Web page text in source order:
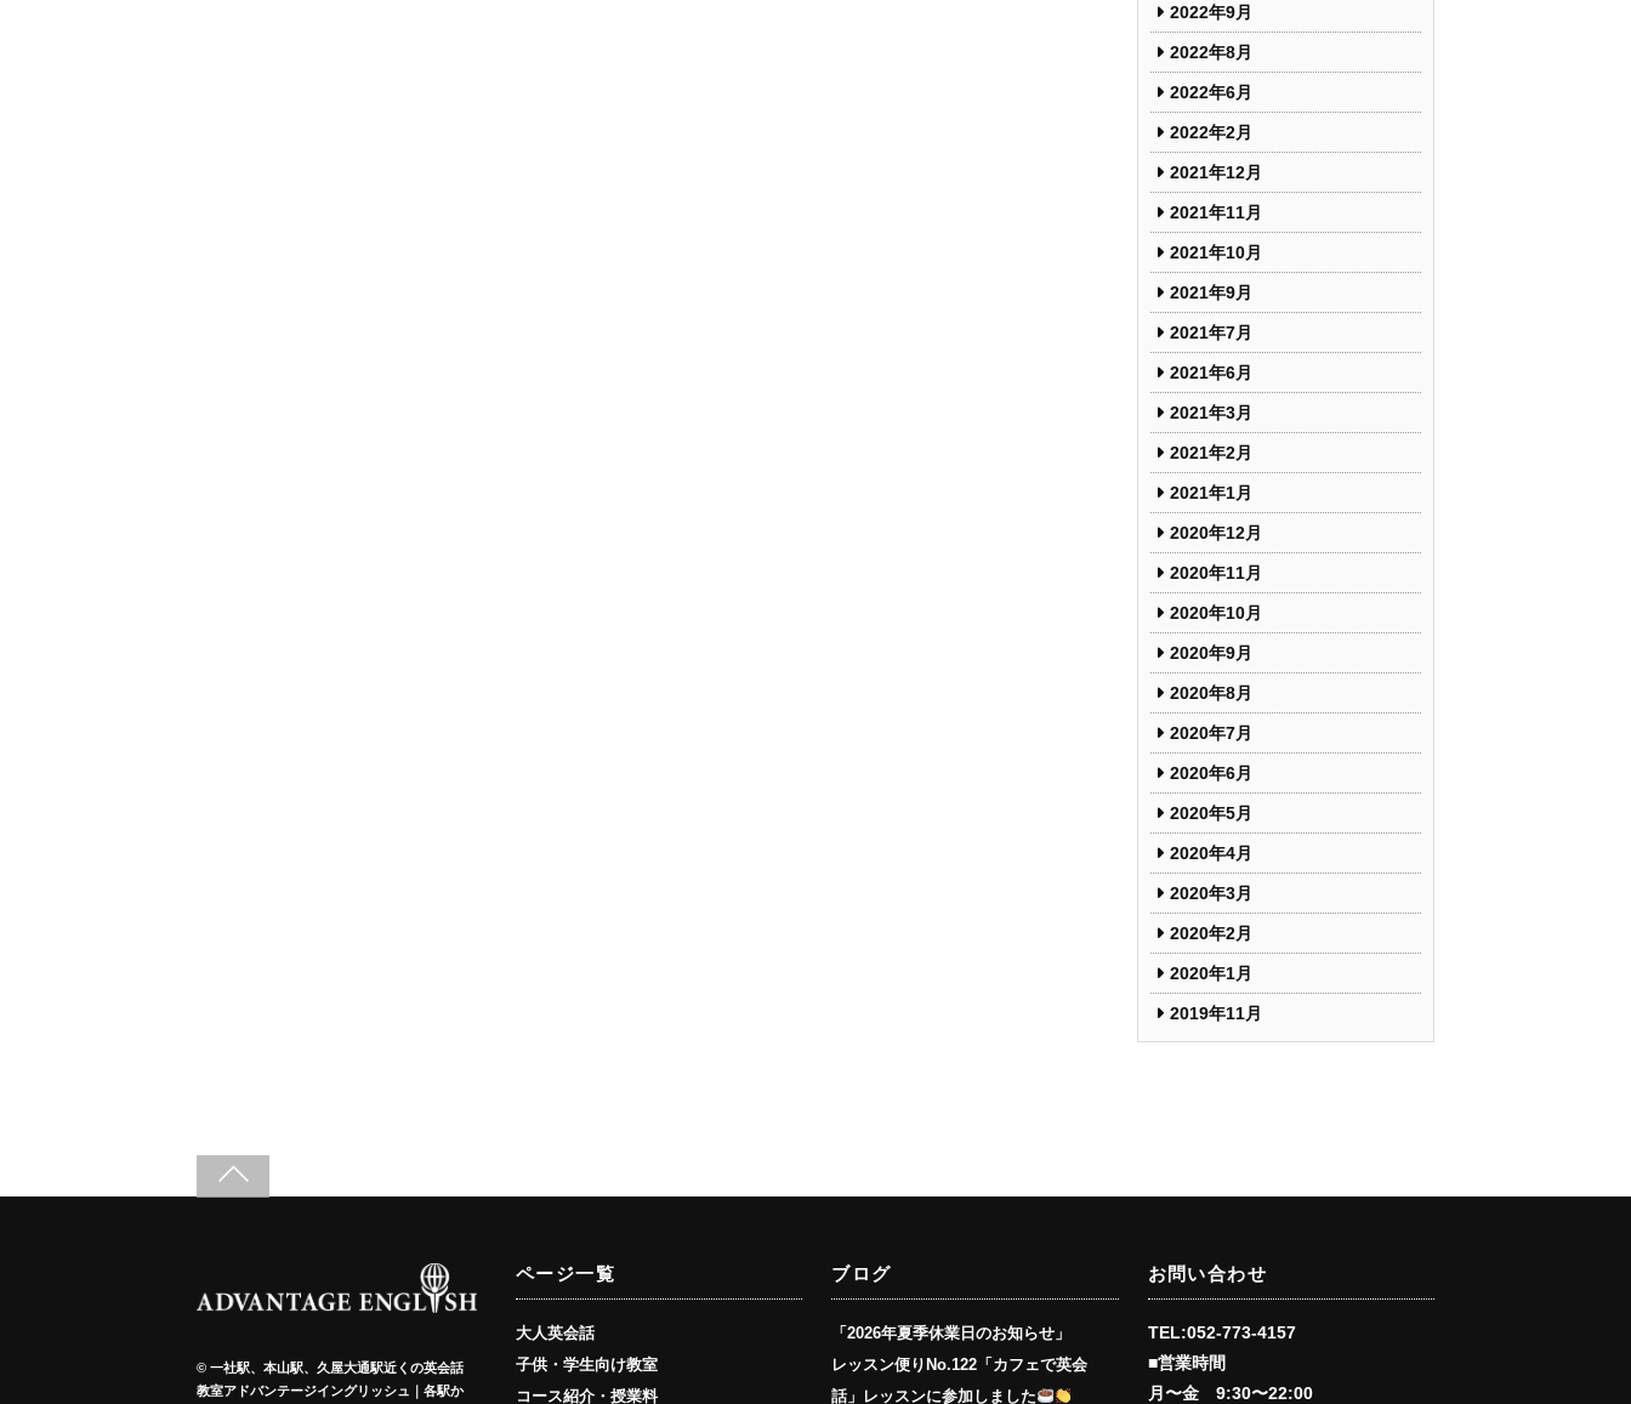
2022年9月
2022年8月
2022年6月
2022年2月
2021年12月
2021年11月
2021年10月
2021年9月
2021年7月
2021年6月
2021年3月
2021年2月
2021年1月
2020年12月
2020年11月
2020年10月
2020年9月
2020年8月
2020年7月
2020年6月
2020年5月
2020年4月
2020年3月
2020年2月
2020年1月
2019年11月
© 一社駅、本山駅、久屋大通駅近くの英会話
教室アドバンテージイングリッシュ｜各駅か
ページ一覧
大人英会話
子供・学生向け教室
コース紹介・授業料
ブログ
「2026年夏季休業日のお知らせ」
レッスン便りNo.122「カフェで英会
話」レッスンに参加しました
お問い合わせ
TEL:052-773-4157
■営業時間
月〜金 9:30〜22:00